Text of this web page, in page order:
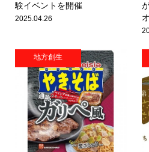
験イベントを開催
2025.04.26
地方創生